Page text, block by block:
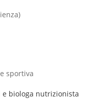
sportiva
biologa nutrizionista